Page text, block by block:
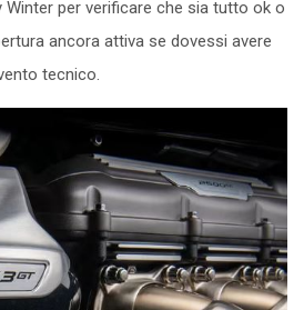
Winter per verificare che sia tutto ok o
ancora attiva se dovessi avere
tecnico.